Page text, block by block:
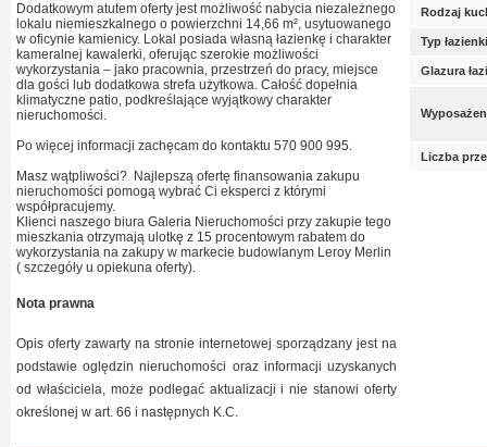
Dodatkowym atutem oferty jest możliwość nabycia niezależnego
lokalu niemieszkalnego o powierzchni 14,66 m², usytuowanego
w oficynie kamienicy. Lokal posiada własną łazienkę i charakter
kameralnej kawalerki, oferując szerokie możliwości
wykorzystania – jako pracownia, przestrzeń do pracy, miejsce
dla gości lub dodatkowa strefa użytkowa. Całość dopełnia
klimatyczne patio, podkreślające wyjątkowy charakter
nieruchomości.
Po więcej informacji zachęcam do kontaktu 570 900 995.
Masz wątpliwości? Najlepszą ofertę finansowania zakupu
nieruchomości pomogą wybrać Ci eksperci z którymi
współpracujemy.
Klienci naszego biura Galeria Nieruchomości przy zakupie tego
mieszkania otrzymają ulotkę z 15 procentowym rabatem do
wykorzystania na zakupy w markecie budowlanym Leroy Merlin
( szczegóły u opiekuna oferty).
Nota prawna
Opis oferty zawarty na stronie internetowej sporządzany jest na
podstawie oględzin nieruchomości oraz informacji uzyskanych
od właściciela, może podlegać aktualizacji i nie stanowi oferty
określonej w art. 66 i następnych K.C.
Rodzaj
Typ łazienki
Glazura
Liczba